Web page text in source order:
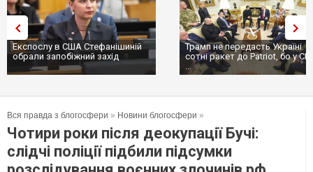
Експослу в США Стефанішиній
обрали запобіжний захід
Трамп не передасть Україні
сотні ракет до Patriot, бо у
...
Вся правда з блогосфери » Новини блогосфери »
Чотири роки після деокупації Бучі:
слідчі поліції підбили підсумки